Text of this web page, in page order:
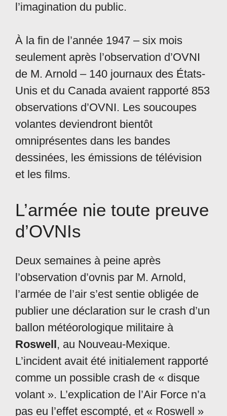
l’imagination du public.
À la fin de l’année 1947 – six mois
seulement après l’observation d’OVNI
de M. Arnold – 140 journaux des États-
Unis et du Canada avaient rapporté 853
observations d’OVNI. Les soucoupes
volantes deviendront bientôt
omniprésentes dans les bandes
dessinées, les émissions de télévision
et les films.
L’armée nie toute preuve
d’OVNIs
Deux semaines à peine après
l’observation d’ovnis par M. Arnold,
l’armée de l’air s’est sentie obligée de
publier une déclaration sur le crash d’un
ballon météorologique militaire à
Roswell, au Nouveau-Mexique.
L’incident avait été initialement rapporté
comme un possible crash de « disque
volant ». L’explication de l’Air Force n’a
pas eu l’effet escompté, et « Roswell »